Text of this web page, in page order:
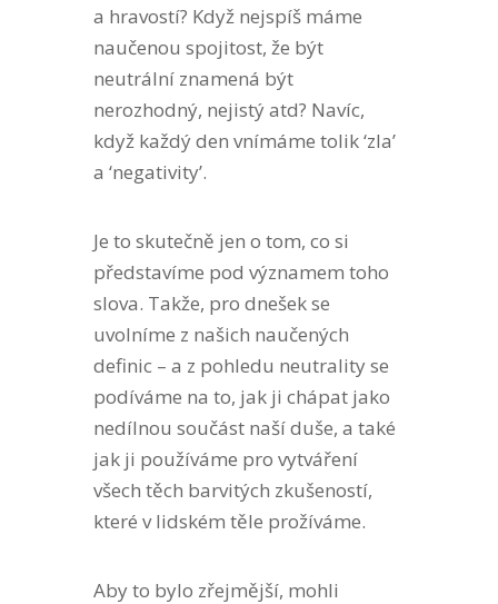
a hravostí? Když nejspíš máme
naučenou spojitost, že být
neutrální znamená být
nerozhodný, nejistý atd? Navíc,
když každý den vnímáme tolik ‘zla’
a ‘negativity’.
Je to skutečně jen o tom, co si
představíme pod významem toho
slova. Takže, pro dnešek se
uvolníme z našich naučených
definic – a z pohledu neutrality se
podíváme na to, jak ji chápat jako
nedílnou součást naší duše, a také
jak ji používáme pro vytváření
všech těch barvitých zkušeností,
které v lidském těle prožíváme.
Aby to bylo zřejmější, mohli